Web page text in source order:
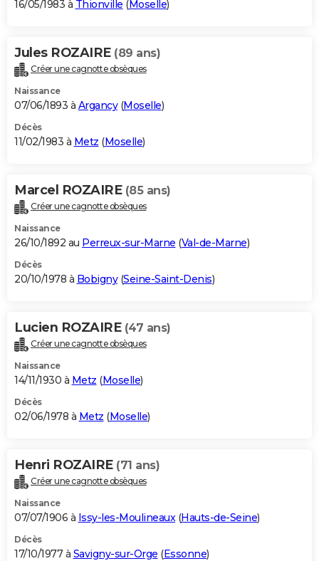
16/05/1983 à Thionville (Moselle)
Jules ROZAIRE (89 ans)
Créer une cagnotte obsèques
Naissance
07/06/1893 à Argancy(Moselle)
Décès
11/02/1983 à Metz (Moselle)
Marcel ROZAIRE (85 ans)
Créer une cagnotte obsèques
Naissance
26/10/1892 au Perreux-sur-Marne (Val-de-Marne)
Décès
20/10/1978 à Bobigny(Seine-Saint-Denis)
Lucien ROZAIRE (47 ans)
Créer une cagnotte obsèques
Naissance
14/11/1930 à Metz (Moselle)
Décès
02/06/1978 à Metz (Moselle)
Henri ROZAIRE (71 ans)
Créer une cagnotte obsèques
Naissance
07/07/1906 à Issy-les-Moulineaux(Hauts-de-Seine)
Décès
17/10/1977 à Savigny-sur-Orge (Essonne)